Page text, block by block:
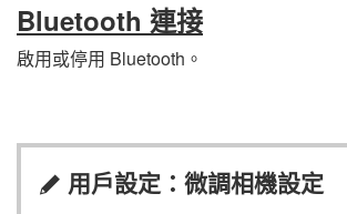
Bluetooth 連接
啟用或停用 Bluetooth。
A 用戶設定：微調相機設定